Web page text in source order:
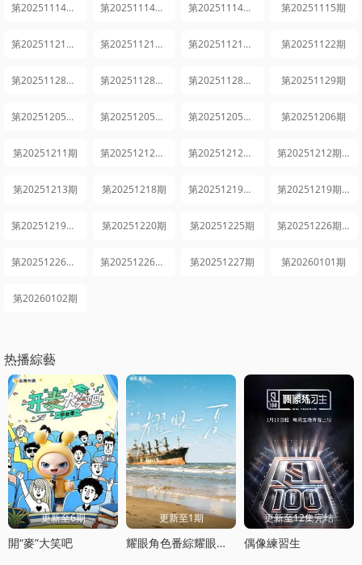
第20251114期上 第20251114期中 第20251114期下 第20251115期
第20251121期上 第20251121期中 第20251121期下 第20251122期
第20251128期上 第20251128期中 第20251128期下 第20251129期
第20251205期上 第20251205期中 第20251205期下 第20251206期
第20251211期 第20251212期上 第20251212期中 第20251212期下
第20251213期 第20251218期 第20251219期上 第20251219期中
第20251219期下 第20251220期 第20251225期 第20251226期上
第20251226期中 第20251226期下 第20251227期 第20260101期
第20260102期
热播綜藝
更新至6期
開“麥”大笑吧
更新至1期
耀眼角色番綜耀眼一夏
更新至12集完结
偶像練習生